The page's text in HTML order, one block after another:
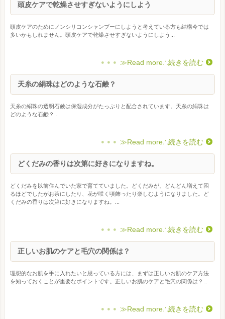
頭皮ケアで乾燥させすぎないようにしよう
頭皮ケアのためにノンシリコンシャンプーにしようと考えている方も結構今では
多いかもしれません。頭皮ケアで乾燥させすぎないようにしよう...
≫Read more∴続きを読む
天糸の絹珠はどのような石鹸？
天糸の絹珠の透明石鹸は保湿成分がたっぷりと配合されています。天糸の絹珠は
どのような石鹸？...
≫Read more∴続きを読む
どくだみの香りは次第に好きになりますね。
どくだみを以前住んでいた家で育てていました。どくだみが、どんどん増えて困
るほどでしたがお茶にしたり、花が咲く頃飾ったり楽しむようになりました。ど
くだみの香りは次第に好きになりますね。...
≫Read more∴続きを読む
正しいお肌のケアと毛穴の関係は？
理想的なお肌を手に入れたいと思っている方には、まずは正しいお肌のケア方法
を知っておくことが重要なポイントです。正しいお肌のケアと毛穴の関係は？...
≫Read more∴続きを読む